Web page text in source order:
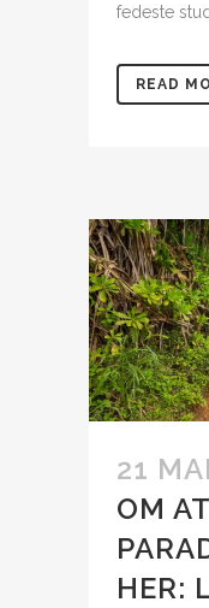
fedeste
READ
21
OM
HER: